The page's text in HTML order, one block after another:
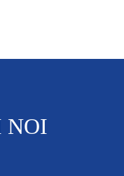
NOI